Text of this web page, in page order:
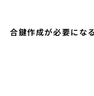
合鍵作成が必要にな